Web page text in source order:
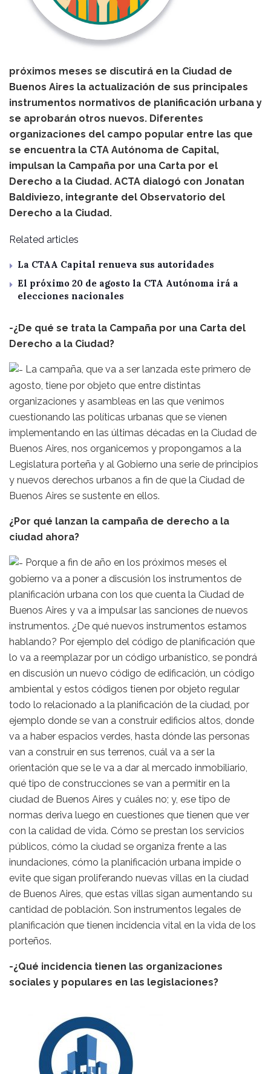
próximos meses se discutirá en la Ciudad de
Buenos Aires la actualización de sus principales
instrumentos normativos de planificación urbana y
se aprobarán otros nuevos. Diferentes
organizaciones del campo popular entre las que
se encuentra la CTA Autónoma de Capital,
impulsan la Campaña por una Carta por el
Derecho a la Ciudad. ACTA dialogó con Jonatan
Baldiviezo, integrante del Observatorio del
Derecho a la Ciudad.
Related articles
La CTAA Capital renueva sus autoridades
El próximo 20 de agosto la CTA Autónoma irá a
elecciones nacionales
-¿De qué se trata la Campaña por una Carta del
Derecho a la Ciudad?
La campaña, que va a ser lanzada este primero de
agosto, tiene por objeto que entre distintas
organizaciones y asambleas en las que venimos
cuestionando las políticas urbanas que se vienen
implementando en las últimas décadas en la Ciudad de
Buenos Aires, nos organicemos y propongamos a la
Legislatura porteña y al Gobierno una serie de principios
y nuevos derechos urbanos a fin de que la Ciudad de
Buenos Aires se sustente en ellos.
¿Por qué lanzan la campaña de derecho a la
ciudad ahora?
Porque a fin de año en los próximos meses el
gobierno va a poner a discusión los instrumentos de
planificación urbana con los que cuenta la Ciudad de
Buenos Aires y va a impulsar las sanciones de nuevos
instrumentos. ¿De qué nuevos instrumentos estamos
hablando? Por ejemplo del código de planificación que
lo va a reemplazar por un código urbanístico, se pondrá
en discusión un nuevo código de edificación, un código
ambiental y estos códigos tienen por objeto regular
todo lo relacionado a la planificación de la ciudad, por
ejemplo donde se van a construir edificios altos, donde
va a haber espacios verdes, hasta dónde las personas
van a construir en sus terrenos, cuál va a ser la
orientación que se le va a dar al mercado inmobiliario,
qué tipo de construcciones se van a permitir en la
ciudad de Buenos Aires y cuáles no; y, ese tipo de
normas deriva luego en cuestiones que tienen que ver
con la calidad de vida. Cómo se prestan los servicios
públicos, cómo la ciudad se organiza frente a las
inundaciones, cómo la planificación urbana impide o
evite que sigan proliferando nuevas villas en la ciudad
de Buenos Aires, que estas villas sigan aumentando su
cantidad de población. Son instrumentos legales de
planificación que tienen incidencia vital en la vida de los
porteños.
-¿Qué incidencia tienen las organizaciones
sociales y populares en las legislaciones?